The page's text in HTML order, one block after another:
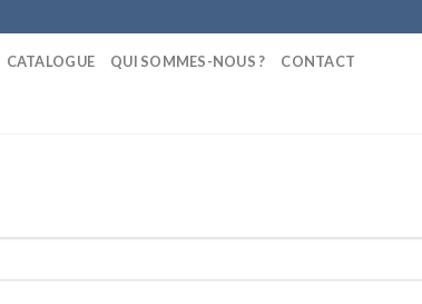
CATALOGUE QUI SOMMES-NOUS ? CONTACT